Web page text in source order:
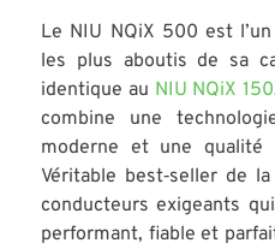
Le NIU NQiX 500 est
les plus aboutis de sa
identique au NIU NQiX 150
combine une
moderne et une qualité
Véritable best‑seller de
conducteurs exigeants
performant, fiable et